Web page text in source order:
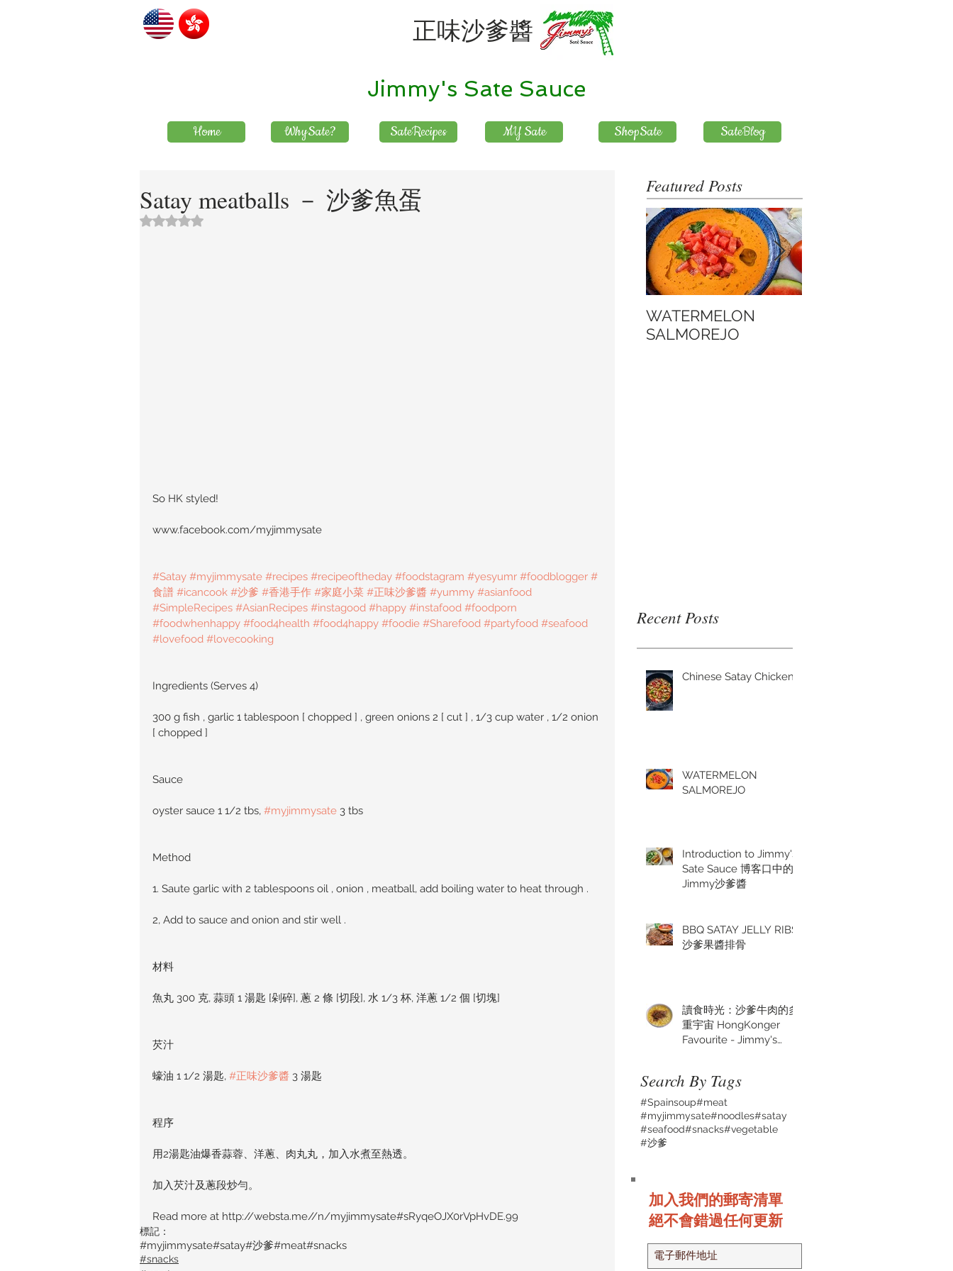
正味沙爹醬
Jimmy's Sate Sauce
Home WhySate? SateRecipes MY Sate ShopSate SateBlog
Satay meatballs － 沙爹魚蛋
評等為 NaN（最高為 5 顆星）。
So HK styled!
www.facebook.com/myjimmysate
#Satay #myjimmysate #recipes #recipeoftheday #foodstagram #yesyumr #foodblogger #
食譜 #icancook #沙爹 #香港手作 #家庭小菜 #正味沙爹醬 #yummy #asianfood
#SimpleRecipes #AsianRecipes #instagood #happy #instafood #foodporn
#foodwhenhappy #food4health #food4happy #foodie #Sharefood #partyfood #seafood
#lovefood #lovecooking
Ingredients (Serves 4)
300 g fish , garlic 1 tablespoon [ chopped ] , green onions 2 [ cut ] , 1/3 cup water , 1/2 onion
[ chopped ]
Sauce
oyster sauce 1 1/2 tbs, #myjimmysate 3 tbs
Method
1. Saute garlic with 2 tablespoons oil , onion , meatball, add boiling water to heat through .
2, Add to sauce and onion and stir well .
材料
魚丸 300 克, 蒜頭 1 湯匙 [剁碎], 蔥 2 條 [切段], 水 1/3 杯, 洋蔥 1/2 個 [切塊]
芡汁
蠔油 1 1/2 湯匙, #正味沙爹醬 3 湯匙
程序
用2湯匙油爆香蒜蓉、洋蔥、肉丸丸，加入水煮至熱透。
加入芡汁及蔥段炒勻。
Read more at http://websta.me//n/myjimmysate#sRyqeOJX0rVpHvDE.99
標記：
#myjimmysate#satay#沙爹#meat#snacks
#snacks
Featured Posts
WATERMELON
SALMOREJO
Recent Posts
Chinese Satay Chicken
WATERMELON
SALMOREJO
Introduction to Jimmy's
Sate Sauce 博客口中的
Jimmy沙爹醬
BBQ SATAY JELLY RIBS
沙爹果醬排骨
讀食時光：沙爹牛肉的多
重宇宙 HongKonger
Favourite - Jimmy's
Search By Tags
#Spainsoup#meat
#myjimmysate#noodles#satay
#seafood#snacks#vegetable
#沙爹
加入我們的郵寄清單
絕不會錯過任何更新